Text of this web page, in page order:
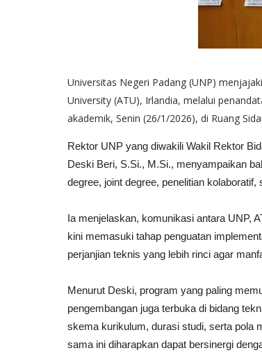
Universitas Negeri Padang (UNP)
University (ATU), Irlandia, melalui
akademik, Senin (26/1/2026), di Ruang
Rektor UNP yang diwakili Wakil Rektor
Deski Beri, S.Si., M.Si., menyampaikan
degree, joint degree, penelitian
Ia menjelaskan, komunikasi antara UNP,
kini memasuki tahap penguatan
perjanjian teknis yang lebih rinci agar
Menurut Deski, program yang paling
pengembangan juga terbuka di bidang
skema kurikulum, durasi studi, serta pola
sama ini diharapkan dapat bersinergi